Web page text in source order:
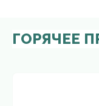
ГОРЯЧЕЕ